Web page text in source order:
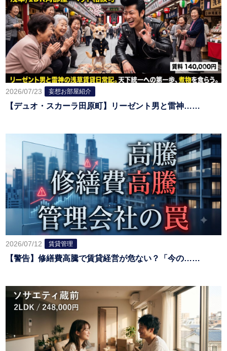
2026/07/23 妄想お部屋紹介
【デュオ・スカーラ田原町】リーゼント男と雷神……
2026/07/12 賃貸管理
【警告】修繕費高騰で賃貸経営が危ない？「今の……